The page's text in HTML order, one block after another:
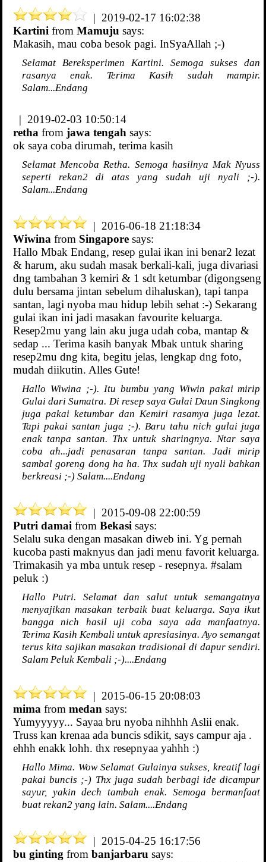
| 2019-02-17 16:02:38
Kartini from Mamuju says:
Makasih, mau coba besok pagi. InSyaAllah ;-)
Selamat Bereksperimen Kartini. Semoga sukses dan
rasanya enak. Terima Kasih sudah mampir.
Salam...Endang
| 2019-02-03 10:50:14
retha from jawa tengah says:
ok saya coba dirumah, terima kasih
Selamat Mencoba Retha. Semoga hasilnya Mak Nyuss
seperti rekan2 di atas yang sudah uji nyali ;-).
Salam...Endang
| 2016-06-18 21:18:34
Wiwina from Singapore says:
Hallo Mbak Endang, resep gulai ikan ini benar2 lezat
& harum, aku sudah masak berkali-kali, juga divariasi
dng tambahan 3 kemiri & 1 sdt ketumbar (digongseng
dulu bersama jintan sebelum dihaluskan), tapi tanpa
santan, lagi nyoba mau hidup lebih sehat :-) Sekarang
gulai ikan ini jadi masakan favourite keluarga.
Resep2mu yang lain aku juga udah coba, mantap &
sedap ... Terima kasih banyak Mbak untuk sharing
resep2mu dng kita, begitu jelas, lengkap dng foto,
mudah diikutin. Alles Gute!
Hallo Wiwina ;-). Itu bumbu yang Wiwin pakai mirip
Gulai dari Sumatra. Di resep saya Gulai Daun Singkong
juga pakai ketumbar dan Kemiri rasamya juga lezat.
Tapi pakai santan juga ;-). Baru tahu nich gulai juga
enak tanpa santan. Thx untuk sharingnya. Ntar saya
coba ah...jadi penasaran tanpa santan. Jadi mirip
sambal goreng dong ha ha. Thx sudah uji nyali bahkan
berkreasi ;-) Salam....Endang
| 2015-09-08 22:00:59
Putri damai from Bekasi says:
Selalu suka dengan masakan diweb ini. Yg pernah
kucoba pasti maknyus dan jadi menu favorit keluarga.
Trimakasih ya mba untuk resep - resepnya. #salam
peluk :)
Hallo Putri. Selamat dan salut untuk semangatnya
menyajikan masakan terbaik buat keluarga. Saya ikut
bangga nich hasil uji coba saya ada manfaatnya.
Terima Kasih Kembali untuk apresiasinya. Ayo semangat
terus kita sajikan masakan tradisional di dapur sendiri.
Salam Peluk Kembali ;-)....Endang
| 2015-06-15 20:08:03
mima from medan says:
Yumyyyyy... Sayaa bru nyoba nihhhh Aslii enak.
Truss kan krenaa ada buncis sdikit, says campur aja .
ehhh enakk lohh. thx resepnyaa yahhh :)
Hallo Mima. Wow Selamat Gulainya sukses, kreatif lagi
pakai buncis ;-) Thx juga sudah berbagi ide dicampur
sayur, yakin dech tambah enak. Semoga bermanfaat
buat rekan2 yang lain. Salam....Endang
| 2015-04-25 16:17:56
bu ginting from banjarbaru says: